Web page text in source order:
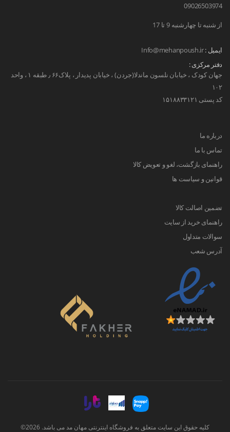
09026503974
از شنبه تا چهارشنبه 9 تا 17
ایمیل :Info@mehanpoush.ir
دفتر مرکزی :
جهان کودک ، خیابان نلسون ماندلا(جردن) ، خیابان پدیدار ، پلاک۶۶ ٫ طبقه ۱ ، واحد
۱۰۲
کد پستی ۱۵۱۸۸۳۳۱۲۱
درباره ما
تماس با ما
راهنمای بازگشت، لغو و تعویض کالا
قوانین و سیاست ها
تضمین اصالت کالا
راهنمای خرید از سایت
سوالات متداول
آدرس شعب
کلیه حقوق این سایت متعلق به فروشگاه اینترنتی مهان مد می باشد. 2026©